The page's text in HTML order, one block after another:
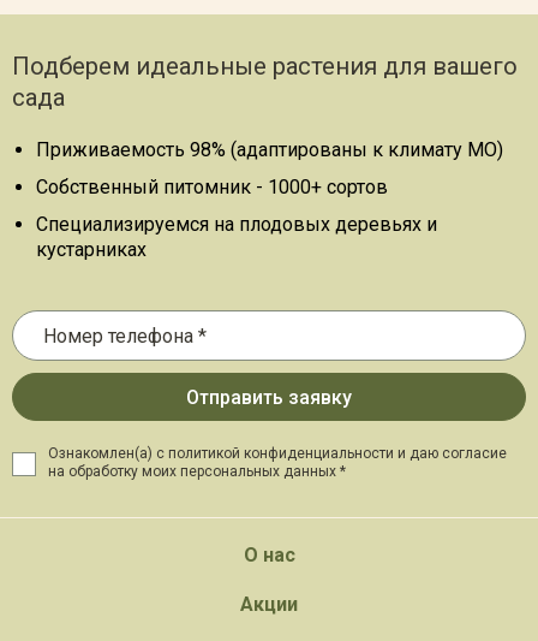
Подберем идеальные растения для вашего
сада
Приживаемость 98% (адаптированы к климату МО)
Собственный питомник - 1000+ сортов
Специализируемся на плодовых деревьях и
кустарниках
Ознакомлен(а) с политикой конфиденциальности и даю согласие
на обработку моих персональных данных *
О нас
Акции